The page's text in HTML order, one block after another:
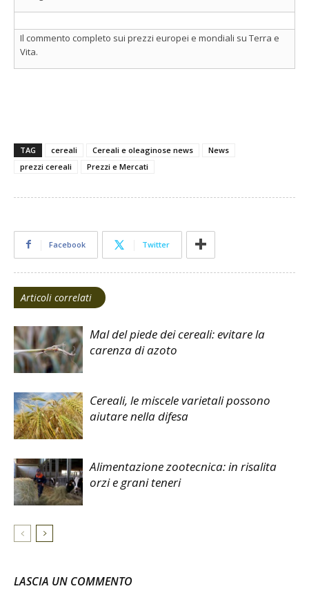
Il commento completo sui prezzi europei e mondiali su Terra e
Vita.
TAG cereali Cereali e oleaginose news
News
prezzi cereali
Prezzi e Mercati
Facebook Twitter
Articoli correlati
Mal del piede dei cereali: evitare la
carenza di azoto
Cereali, le miscele varietali possono
aiutare nella difesa
Alimentazione zootecnica: in risalita
orzi e grani teneri
LASCIA UN COMMENTO